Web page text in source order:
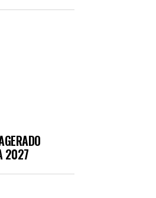
2027